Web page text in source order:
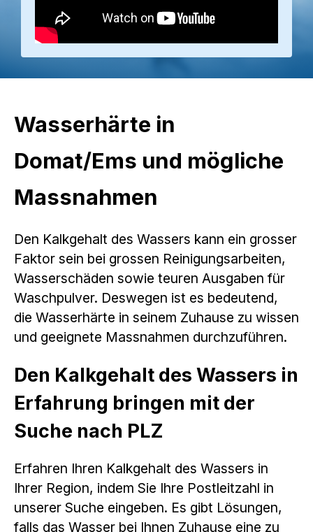
Wasserhärte in
Domat/Ems und mögliche
Massnahmen
Den Kalkgehalt des Wassers kann ein grosser
Faktor sein bei grossen Reinigungsarbeiten,
Wasserschäden sowie teuren Ausgaben für
Waschpulver. Deswegen ist es bedeutend,
die Wasserhärte in seinem Zuhause zu wissen
und geeignete Massnahmen durchzuführen.
Den Kalkgehalt des Wassers in
Erfahrung bringen mit der
Suche nach PLZ
Erfahren Ihren Kalkgehalt des Wassers in
Ihrer Region, indem Sie Ihre Postleitzahl in
unserer Suche eingeben. Es gibt Lösungen,
falls das Wasser bei Ihnen Zuhause eine zu